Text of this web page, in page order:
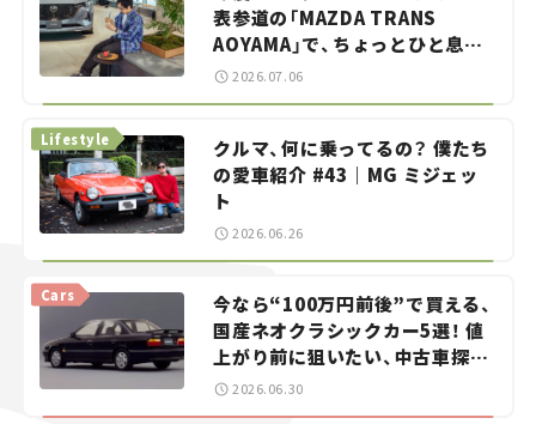
表参道の「MAZDA TRANS
AOYAMA」で、ちょっとひと息。
——連載｜CCGとクルマでどうす
る？＜第13回＞
2026.07.06
クルマ、何に乗ってるの？ 僕たち
の愛車紹介 #43｜MG ミジェッ
ト
Lifestyle
2026.06.26
今なら“100万円前後”で買える、
国産ネオクラシックカー5選！ 値
上がり前に狙いたい、中古車探し
をお手伝い――ちょっとイケてるマ
イカー選び #02
Cars
2026.06.30